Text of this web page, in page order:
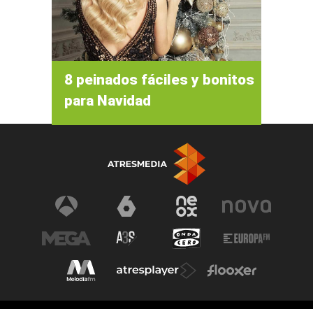
8 peinados fáciles y bonitos
para Navidad